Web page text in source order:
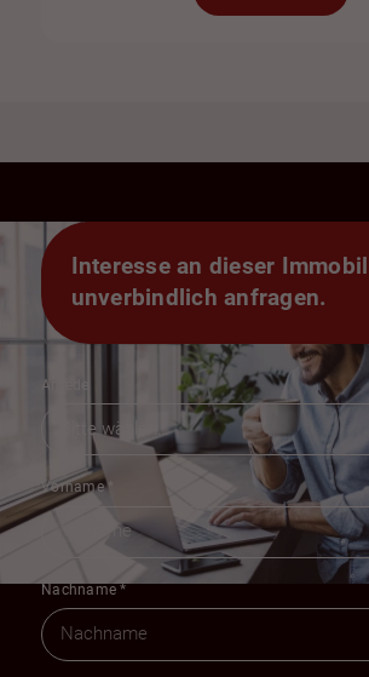
Interesse an dieser
unverbindlich anfragen.
Anrede
Vorname*
Nachname*